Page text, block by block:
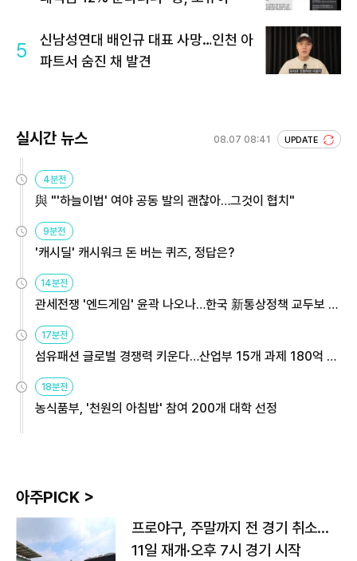
5
신남성연대 배인규 대표 사망…인천 아
파트서 숨진 채 발견
실시간 뉴스 08.07 08:41 UPDATE
4분전
與 "'하늘이법' 여야 공동 발의 괜찮아…그것이 협치"
9분전
'캐시딜' 캐시워크 돈 버는 퀴즈, 정답은?
14분전
관세전쟁 '엔드게임' 윤곽 나오나…한국 新통상정책 교두보 활
용해야
17분전
섬유패션 글로벌 경쟁력 키운다…산업부 15개 과제 180억 지
원
18분전
농식품부, '천원의 아침밥' 참여 200개 대학 선정
아주PICK >
프로야구, 주말까지 전 경기 취소…
11일 재개·오후 7시 경기 시작